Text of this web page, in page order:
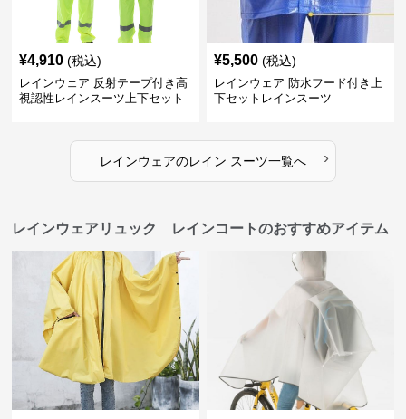
¥4,910 (税込)
レインウェア 反射テープ付き高
視認性レインスーツ上下セット
¥5,500 (税込)
レインウェア 防水フード付き上
下セットレインスーツ
レインウェアのレイン スーツ一覧へ ›
レインウェアリュック レインコートのおすすめアイテム